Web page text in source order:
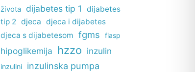
života
dijabetes tip 1
dijabetes
tip 2 djeca djeca i dijabetes
djeca s dijabetesom fgms fiasp
hipoglikemija hzzo inzulin
inzulini inzulinska pumpa